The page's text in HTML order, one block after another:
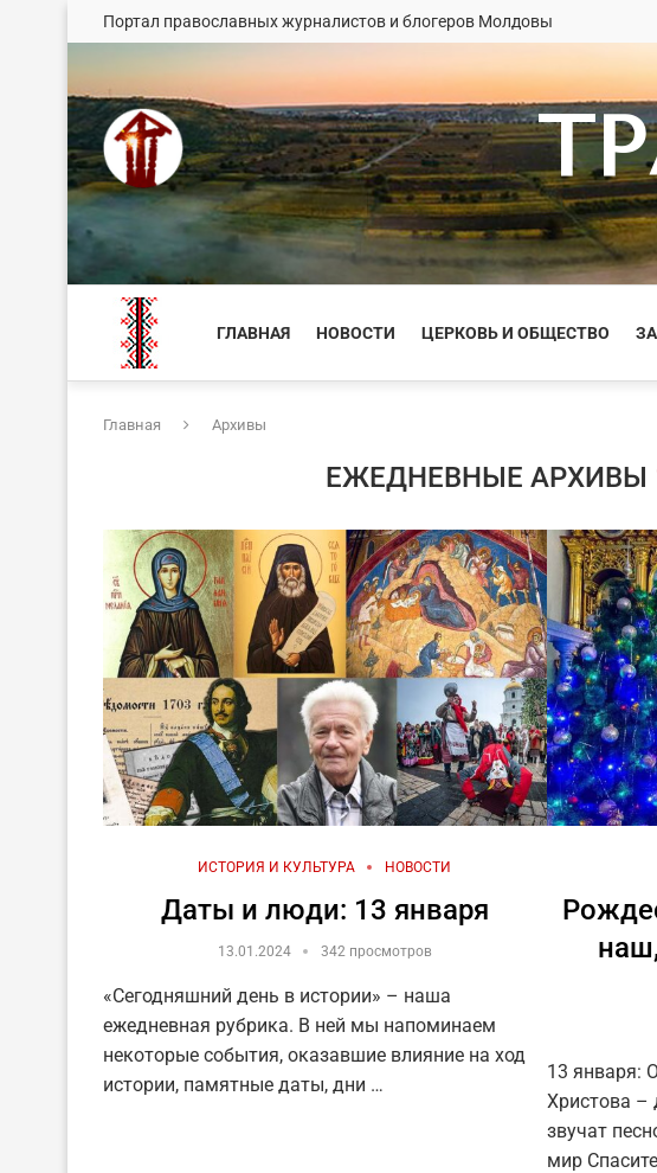
Портал православных журналистов и блогеров Молдовы
ГЛАВНАЯ НОВОСТИ ЦЕРКОВЬ И ОБЩЕСТВО
Главная Архивы
ЕЖЕДНЕВНЫЕ АРХИВЫ
ИСТОРИЯ И КУЛЬТУРА НОВОСТИ
Даты и люди: 13 января
13.01.2024 342 просмотров
«Сегодняшний день в истории» – наша
ежедневная рубрика. В ней мы напоминаем
некоторые события, оказавшие влияние на ход
истории, памятные даты, дни …
13 января:
Христова –
звучат
мир